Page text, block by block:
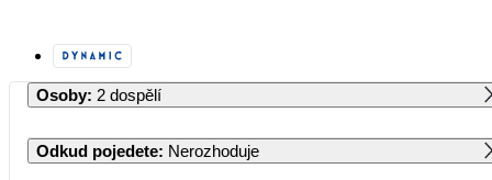
Osoby: 2 dospělí
Odkud pojedete: Nerozhoduje